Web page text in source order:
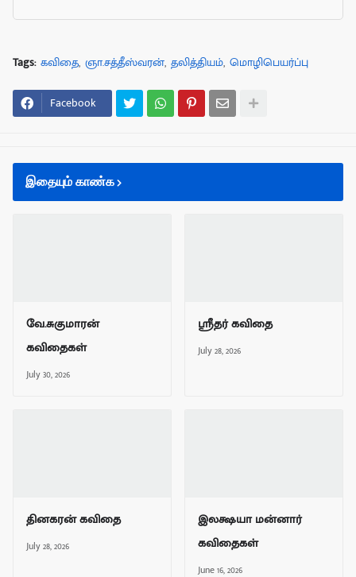
Tags: கவிதை ஞா.சத்தீஸ்வரன் தலித்தியம் மொழிபெயர்ப்பு
Facebook
இதையும் காண்க
வே.சுகுமாரன்
கவிதைகள்
July 30, 2026
ஸ்ரீதர் கவிதை
July 28, 2026
தினகரன் கவிதை
July 28, 2026
இலக்ஷயா மன்னார்
கவிதைகள்
June 16, 2026